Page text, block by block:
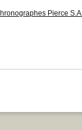
Pierce S.A.